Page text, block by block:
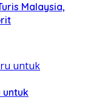
Malaysia,
untuk